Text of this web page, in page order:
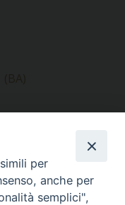
(BA)
per
anche per
semplici",